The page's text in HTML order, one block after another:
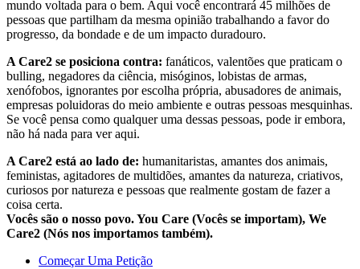
mundo voltada para o bem. Aqui você encontrará 45 milhões de
pessoas que partilham da mesma opinião trabalhando a favor do
progresso, da bondade e de um impacto duradouro.
A Care2 se posiciona contra: fanáticos, valentões que praticam o
bulling, negadores da ciência, misóginos, lobistas de armas,
xenófobos, ignorantes por escolha própria, abusadores de animais,
empresas poluidoras do meio ambiente e outras pessoas mesquinhas.
Se você pensa como qualquer uma dessas pessoas, pode ir embora,
não há nada para ver aqui.
A Care2 está ao lado de: humanitaristas, amantes dos animais,
feministas, agitadores de multidões, amantes da natureza, criativos,
curiosos por natureza e pessoas que realmente gostam de fazer a
coisa certa.
Vocês são o nosso povo. You Care (Vocês se importam), We
Care2 (Nós nos importamos também).
Começar Uma Petição